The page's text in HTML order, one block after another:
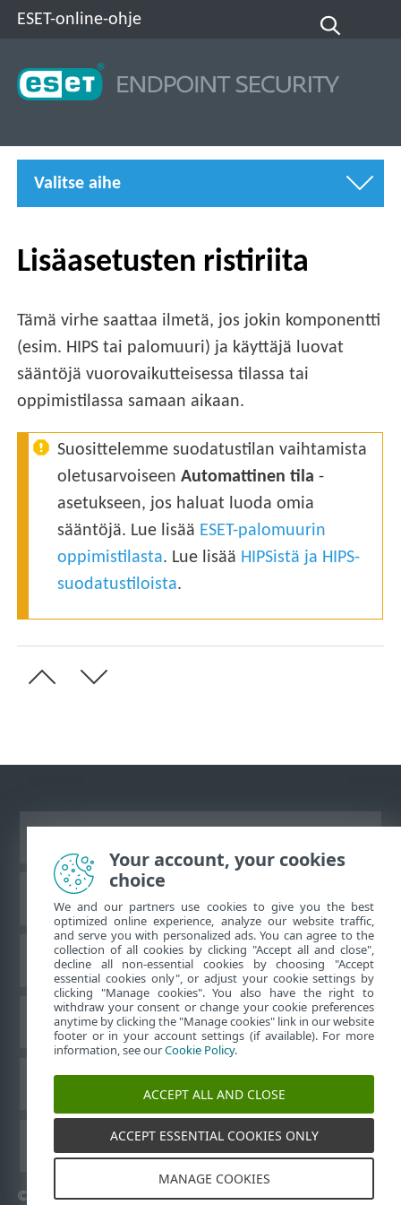
ESET-online-ohje
Valitse aihe
Lisäasetusten ristiriita
Tämä virhe saattaa ilmetä, jos jokin komponentti
(esim. HIPS tai palomuuri) ja käyttäjä luovat
sääntöjä vuorovaikutteisessa tilassa tai
oppimistilassa samaan aikaan.
Suosittelemme suodatustilan vaihtamista
oletusarvoiseenAutomattinen tila -
asetukseen, jos haluat luoda omia
sääntöjä. Lue lisää ESET-palomuurin
oppimistilasta. Lue lisää HIPSistä ja HIPS-
suodatustiloista.
ESET-tietämyskanta
ESET-foorumi
Alueellinen tuki
ESET-käyttöoppaat
© 1992-2026ESET, spol. s r.o. – Kaikki oikeudet pidätetään.
Your account, your cookies
choice
We and our partners use cookies to give you the best
optimized online experience, analyze our website traffic,
and serve you with personalized ads. You can agree to the
collection of all cookies by clicking "Accept all and close",
decline all non-essential cookies by choosing "Accept
essential cookies only", or adjust your cookie settings by
clicking "Manage cookies". You also have the right to
withdraw your consent or change your cookie preferences
anytime by clicking the "Manage cookies" link in our website
footer or in your account settings (if available). For more
information, see ourCookie Policy.
ACCEPT ALL AND CLOSE
ACCEPT ESSENTIAL COOKIES ONLY
MANAGE COOKIES